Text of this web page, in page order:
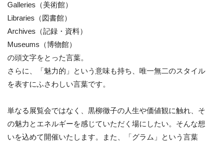
Galleries（美術館）
Libraries（図書館）
Archives（記録・資料）
Museums（博物館）
の頭文字をとった言葉。
さらに、「魅力的」という意味も持ち、唯一無二のスタイル
を表すにふさわしい言葉です。
単なる展覧会ではなく、黒柳徹子の人生や価値観に触れ、そ
の魅力とエネルギーを感じていただく場にしたい。そんな想
いを込めて開催いたします。また、「グラム」という言葉